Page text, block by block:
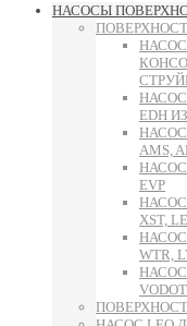
НАСОСЫ
EDH
AMS,
НАСОС
EVP
XST,
WTR,